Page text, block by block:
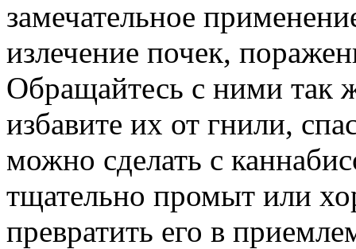
замечательное
излечение почек,
Обращайтесь с ними так
избавите их от гнили,
можно сделать с
тщательно промыт или
превратить его в